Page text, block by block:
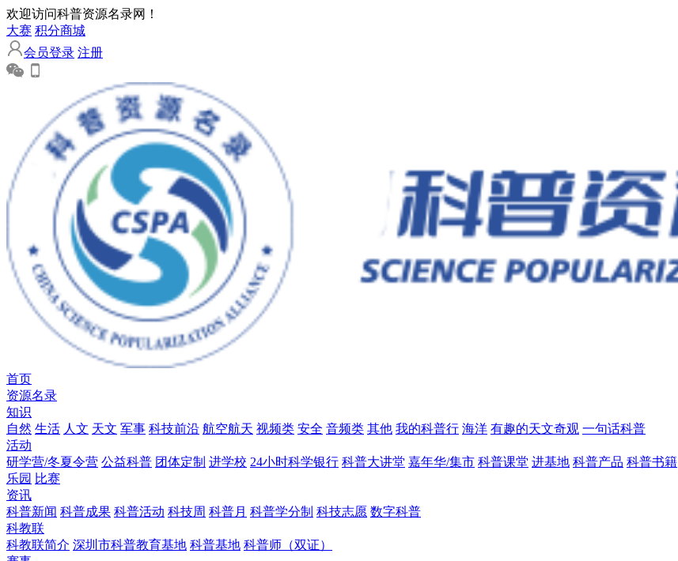
欢迎访问科普资源名录网！
大赛 积分商城
会员登录 注册
首页
资源名录
知识
自然 生活 人文 天文 军事 科技前沿 航空航天 视频类 安全 音频类 其他 我的科普行 海洋 有趣的天文奇观 一句话科普
活动
研学营/冬夏令营 公益科普 团体定制 进学校 24小时科学银行 科普大讲堂 嘉年华/集市 科普课堂 进基地 科普产品 科普书籍
乐园 比赛
资讯
科普新闻 科普成果 科普活动 科技周 科普月 科普学分制 科技志愿 数字科普
科教联
科教联简介 深圳市科普教育基地 科普基地 科普师（双证）